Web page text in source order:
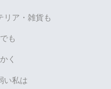
リア・雑貨も
も
く
い私は